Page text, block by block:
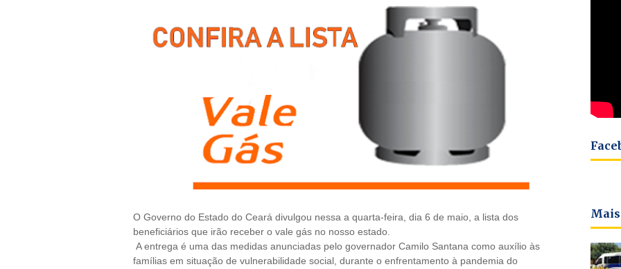
O Governo do Estado do Ceará divulgou nessa a quarta-feira, dia 6 de maio, a lista dos
beneficiários que irão receber o vale gás no nosso estado.
A entrega é uma das medidas anunciadas pelo governador Camilo Santana como auxílio às
famílias em situação de vulnerabilidade social, durante o enfrentamento à pandemia do